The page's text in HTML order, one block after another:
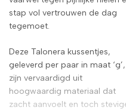
stap vol vertrouwen de dag
tegemoet.
Deze Talonera kussentjes,
geleverd per paar in maat ‘g’,
zijn vervaardigd uit
hoogwaardig materiaal dat
zacht aanvoelt en toch